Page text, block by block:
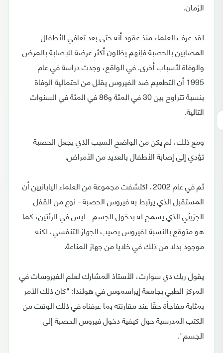
الزمان.
لقد عرف العلماء منذ عقود أنه حتى بعد تعافي الأطفال
المصابين بالحصبة فإنهم يظلون أكثر عرضة للإصابة بالمرض
والوفاة لأسباب أخرى. في الواقع، وجدت دراسة في عام
1995 أن التطعيم ضد الفيروس يقلل من احتمالية الوفاة
بنسبة تتراوح بين 30 في المئة و86 في المئة في السنوات
التالية.
ومع ذلك، لم يكن من الواضح السبب الذي يجعل الحصبة
تؤدي إلى إصابة الأطفال بالعديد من الأمراض.
ثم في عام 2002، اكتشفت مجموعة من العلماء اليابانيين أن
المستقبل الذي يرتبط به فيروس الحصبة - نوع من القفل
الجزيئي الذي يسمح له بدخول الجسم - ليس في الرئتين، كما
هو متوقع بالنسبة لفيروس يصيب الجهاز التنفسي، لكنه
موجود بدلا من ذلك في خلايا من جهاز المناعة.
يقول ريك دي سوارت، الأستاذ المشارك لعلم الفيروسات في
المركز الطبي بجامعة إيراسموس في هولندا: "كان ذلك الأمر
بمثابة مفاجأة حقًا عند مقارنته بما عرفناه في ذلك الوقت من
الكتب المدرسية حول كيفية دخول فيروس الحصبة إلى
الجسم".